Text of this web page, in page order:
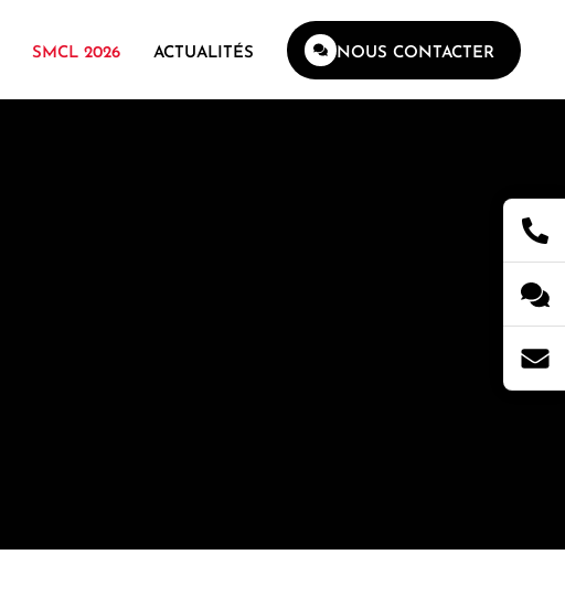
SMCL 2026 ACTUALITÉS NOUS CONTACTER